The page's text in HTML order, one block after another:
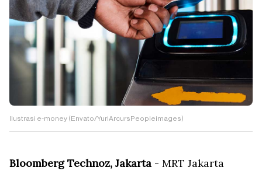
Ilustrasi e-money (Envato/YuriArcursPeopleimages)
Bloomberg Technoz, Jakarta - MRT Jakarta